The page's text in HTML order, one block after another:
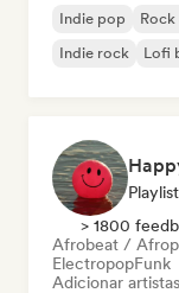
Indie pop
Indie rock
Lofi
Playlist
> 1800
Afrobeat /
ElectropopFunk
Adicionar